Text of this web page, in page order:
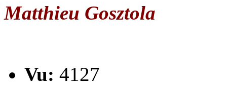
Matthieu Gosztola
Vu: 4127